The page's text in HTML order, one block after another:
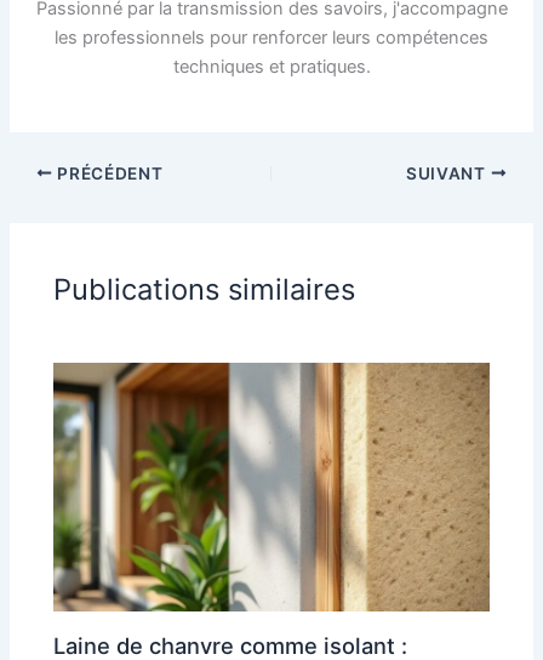
Passionné par la transmission des savoirs, j'accompagne
les professionnels pour renforcer leurs compétences
techniques et pratiques.
PRÉCÉDENT SUIVANT
Publications similaires
Laine de chanvre comme isolant :